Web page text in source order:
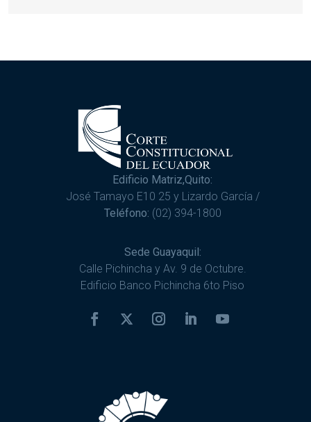
Edificio Matriz,Quito:
José Tamayo E10 25 y Lizardo García /
Teléfono: (02) 394-1800
Sede Guayaquil:
Calle Pichincha y Av. 9 de Octubre.
Edificio Banco Pichincha 6to Piso